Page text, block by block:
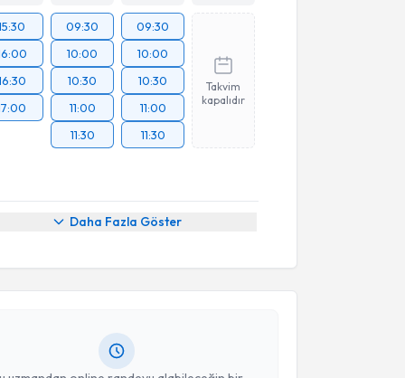
09:30
10:00
10:30
11:00
11:30
09:30
10:00
10:30
11:00
11:30
Takvim
kapalıdır
Daha Fazla Göster
Talebi